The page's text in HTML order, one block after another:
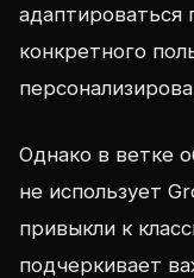
адаптироваться
конкретного
Однако в ветке
не использует
привыкли к
подчеркивает